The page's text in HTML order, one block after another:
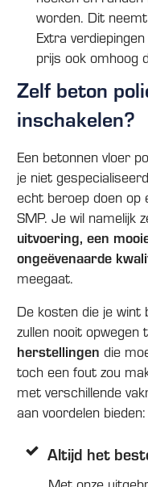
worden. Dit
Extra
prijs ook omhoog
Zelf beton
inschakelen?
Een betonnen vloer
je niet
echt beroep doen op
SMP. Je wil namelijk
uitvoering, een
ongeëvenaarde
meegaat.
De kosten die je wint
zullen nooit opwegen
herstellingen die
toch een fout zou
met verschillende
aan voordelen bieden:
Altijd het
Met onze